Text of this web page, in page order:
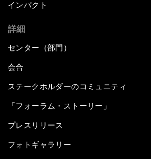
インパクト
詳細
センター（部門）
会合
ステークホルダーのコミュニティ
「フォーラム・ストーリー」
プレスリリース
フォトギャラリー